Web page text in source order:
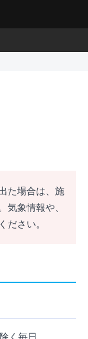
た場合は、施
象情報や、
さい。